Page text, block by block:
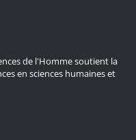
de l'Homme soutient la
en sciences humaines et